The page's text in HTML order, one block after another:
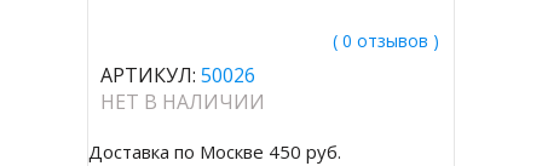
( 0 отзывов )
АРТИКУЛ: 50026
НЕТ В НАЛИЧИИ
Доставка по Москве 450 руб.